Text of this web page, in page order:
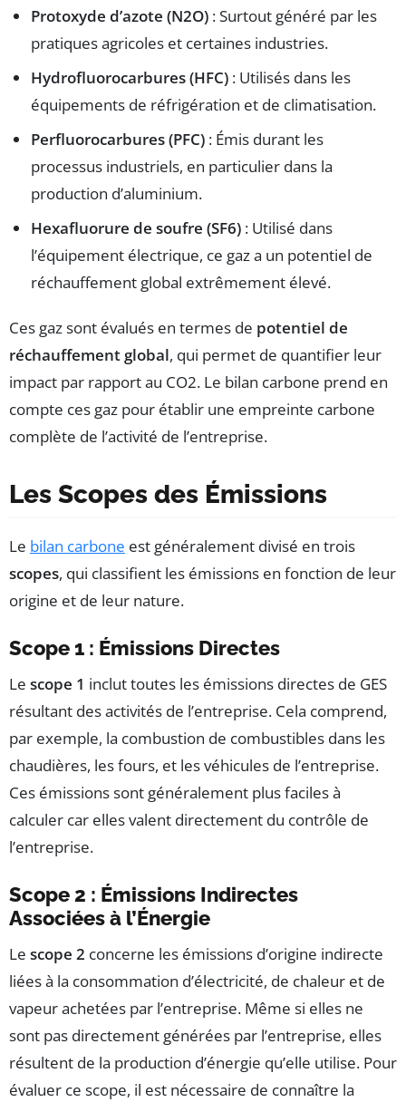
Protoxyde d’azote (N2O) : Surtout généré par les
pratiques agricoles et certaines industries.
Hydrofluorocarbures (HFC) : Utilisés dans les
équipements de réfrigération et de climatisation.
Perfluorocarbures (PFC) : Émis durant les
processus industriels, en particulier dans la
production d’aluminium.
Hexafluorure de soufre (SF6) : Utilisé dans
l’équipement électrique, ce gaz a un potentiel de
réchauffement global extrêmement élevé.
Ces gaz sont évalués en termes de potentiel de
réchauffement global, qui permet de quantifier leur
impact par rapport au CO2. Le bilan carbone prend en
compte ces gaz pour établir une empreinte carbone
complète de l’activité de l’entreprise.
Les Scopes des Émissions
Le bilan carbone est généralement divisé en trois
scopes, qui classifient les émissions en fonction de leur
origine et de leur nature.
Scope 1 : Émissions Directes
Le scope 1 inclut toutes les émissions directes de GES
résultant des activités de l’entreprise. Cela comprend,
par exemple, la combustion de combustibles dans les
chaudières, les fours, et les véhicules de l’entreprise.
Ces émissions sont généralement plus faciles à
calculer car elles valent directement du contrôle de
l’entreprise.
Scope 2 : Émissions Indirectes
Associées à l’Énergie
Le scope 2 concerne les émissions d’origine indirecte
liées à la consommation d’électricité, de chaleur et de
vapeur achetées par l’entreprise. Même si elles ne
sont pas directement générées par l’entreprise, elles
résultent de la production d’énergie qu’elle utilise. Pour
évaluer ce scope, il est nécessaire de connaître la